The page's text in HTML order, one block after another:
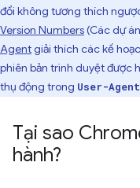
đổi không tương thích
Version Numbers(Các dự
Agentgiải thích các kế
phiên bản trình duyệt được
thụ động trong User-Agent
Tại sao
hành?